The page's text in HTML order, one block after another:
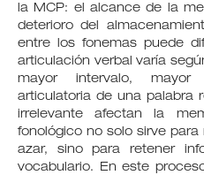
la MCP: el alcance de la
deterioro del
entre los fonemas puede
articulación verbal varía
mayor intervalo, mayor
articulatoria de una palabra
irrelevante afectan la
fonológico no solo sirve
azar, sino para retener
vocabulario. En este